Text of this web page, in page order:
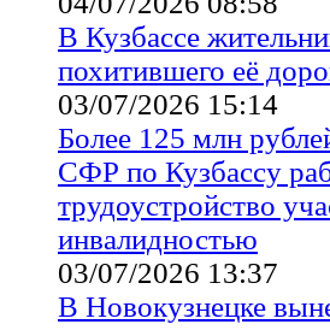
В Кузбассе
похитившего её
03/07/2026 15:14
Более 125 млн
СФР по Кузбассу
трудоустройство
инвалидностью
03/07/2026 13:37
В Новокузнецке